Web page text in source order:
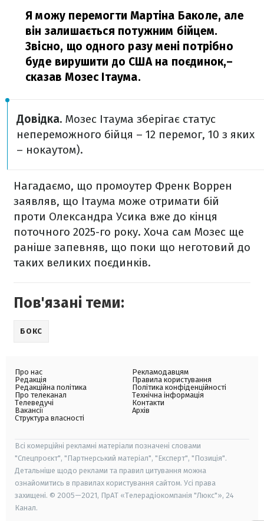
Я можу перемогти Мартіна Баколе, але
він залишається потужним бійцем.
Звісно, що одного разу мені потрібно
буде вирушити до США на поєдинок,–
сказав Мозес Ітаума.
Довідка. Мозес Ітаума зберігає статус
непереможного бійця – 12 перемог, 10 з яких
– нокаутом).
Нагадаємо, що промоутер Френк Воррен
заявляв, що Ітаума може отримати бій
проти Олександра Усика вже до кінця
поточного 2025-го року. Хоча сам Мозес ще
раніше запевняв, що поки що неготовий до
таких великих поєдинків.
Пов'язані теми:
БОКС
Про нас
Редакція
Редакційна політика
Про телеканал
Телеведучі
Вакансії
Структура власності
Рекламодавцям
Правила користування
Політика конфіденційності
Технічна інформація
Контакти
Архів
Всі комерційні рекламні матеріали позначені словами
"Спецпроєкт", "Партнерський матеріал", "Експерт", "Позиція".
Детальніше щодо реклами та правил цитування можна
ознайомитись в правилах користування сайтом. Усі права
захищені. © 2005—2021, ПрАТ «Телерадіокомпанія "Люкс"», 24
Канал.